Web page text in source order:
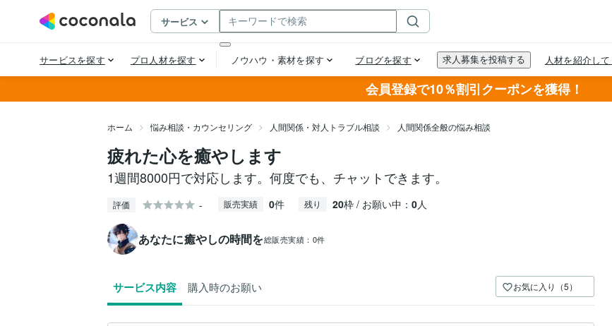
会員登録で10％割引クーポンを獲得！
ホーム 悩み相談・カウンセリング 人間関係・対人トラブル相談 人間関係全般の悩み相談
疲れた心を癒やします
1週間8000円で対応します。何度でも、チャットできます。
評価 - 販売実績 0件 残り 20枠 / お願い中： 0人
あなたに癒やしの時間を総販売実績： 0件
サービス内容 購入時のお願い お気に入り（5）